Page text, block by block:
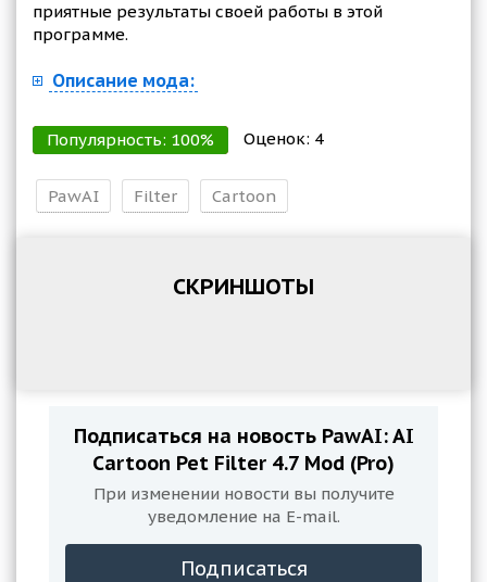
приятные результаты своей работы в этой
программе.
Описание мода:
Популярность: 100% Оценок: 4
PawAI Filter Cartoon
СКРИНШОТЫ
Подписаться на новость PawAI: AI
Cartoon Pet Filter 4.7 Mod (Pro)
При изменении новости вы получите
уведомление на E-mail.
Подписаться